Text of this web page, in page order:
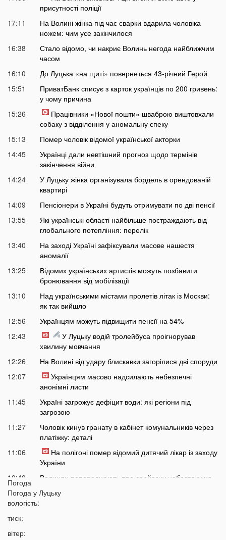
присутності поліції
17:11
На Волині жінка під час сварки вдарила чоловіка
ножем: чим усе закінчилося
16:38
Стало відомо, чи накриє Волинь негода найближчим
часом
16:10
До Луцька «на щиті» повернеться 43-річний Герой
15:51
ПриватБанк списує з карток українців по 200 гривень:
у чому причина
15:26
Працівники «Нової пошти» шваброю виштовхали
собаку з відділення у аномальну спеку
15:13
Помер чоловік відомої української акторки
14:45
Українці дали невтішний прогноз щодо термінів
закінчення війни
14:24
У Луцьку жінка організувала бордель в орендованій
квартирі
14:09
Пенсіонери в Україні будуть отримувати по дві пенсії
13:55
Які українські області найбільше постраждають від
глобального потепління: перелік
13:40
На заході Україні зафіксували масове нашестя
аномалії
13:25
Відомих українських артистів можуть позбавити
бронювання від мобілізації
13:10
Над українськими містами пролетів літак із Москви:
як так вийшло
12:56
Українцям можуть підвищити пенсії на 54%
12:43
У Луцьку водій тролейбуса проігнорував
хвилину мовчання
12:26
На Волині від удару блискавки загорілися дві споруди
12:07
Українцям масово надсилають небезпечні
анонімні листи
11:45
Україні загрожує дефіцит води: які регіони під
загрозою
11:27
Чоловік кинув гранату в кабінет комунальників через
платіжку: деталі
11:06
На полігоні помер відомий дитячий лікар із заходу
України
10:40
Волинян попереджають про серйозну небезпеку на
10:15
Погода
Погода у Луцьку
вологість:
тиск:
вітер: